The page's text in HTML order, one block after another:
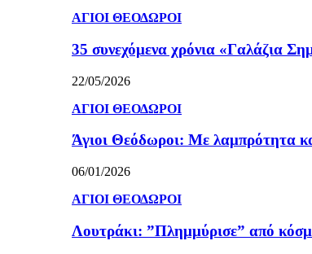
ΑΓΙΟΙ ΘΕΟΔΩΡΟΙ
35 συνεχόμενα χρόνια «Γαλάζια
22/05/2026
ΑΓΙΟΙ ΘΕΟΔΩΡΟΙ
Άγιοι Θεόδωροι: Με λαμπρότητα
06/01/2026
ΑΓΙΟΙ ΘΕΟΔΩΡΟΙ
Λουτράκι: ”Πλημμύρισε” από